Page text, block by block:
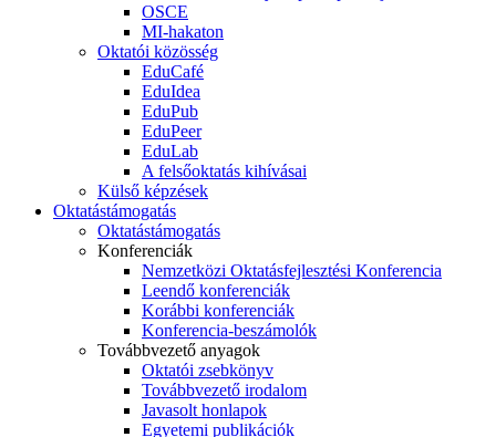
OSCE
MI-hakaton
Oktatói közösség
EduCafé
EduIdea
EduPub
EduPeer
EduLab
A felsőoktatás kihívásai
Külső képzések
Oktatástámogatás
Oktatástámogatás
Konferenciák
Nemzetközi Oktatásfejlesztési Konferencia
Leendő konferenciák
Korábbi konferenciák
Konferencia-beszámolók
Továbbvezető anyagok
Oktatói zsebkönyv
Továbbvezető irodalom
Javasolt honlapok
Egyetemi publikációk